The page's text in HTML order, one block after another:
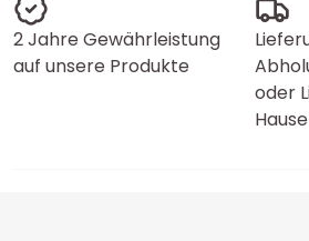
2 Jahre Gewährleistung
auf unsere Produkte
oder
Hause